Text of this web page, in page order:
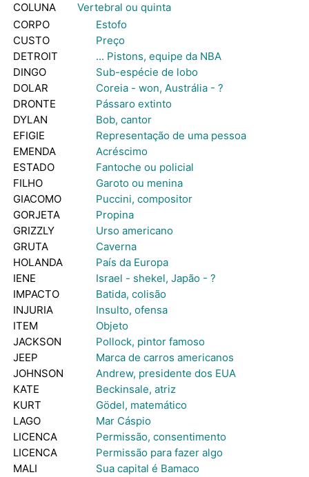
COLUNA
Vertebral ou quinta
CORPO
Estofo
CUSTO
Preço
DETROIT
... Pistons, equipe da NBA
DINGO
Sub-espécie de lobo
DOLAR
Coreia - won, Austrália - ?
DRONTE
Pássaro extinto
DYLAN
Bob, cantor
EFIGIE
Representação de uma pessoa
EMENDA
Acréscimo
ESTADO
Fantoche ou policial
FILHO
Garoto ou menina
GIACOMO
Puccini, compositor
GORJETA
Propina
GRIZZLY
Urso americano
GRUTA
Caverna
HOLANDA
País da Europa
IENE
Israel - shekel, Japão - ?
IMPACTO
Batida, colisão
INJURIA
Insulto, ofensa
ITEM
Objeto
JACKSON
Pollock, pintor famoso
JEEP
Marca de carros americanos
JOHNSON
Andrew, presidente dos EUA
KATE
Beckinsale, atriz
KURT
Gödel, matemático
LAGO
Mar Cáspio
LICENCA
Permissão, consentimento
LICENCA
Permissão para fazer algo
MALI
Sua capital é Bamaco